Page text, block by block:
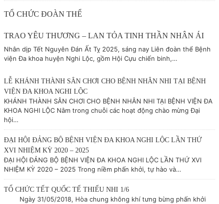
TỔ CHỨC ĐOÀN THỂ
TRAO YÊU THƯƠNG – LAN TỎA TINH THẦN NHÂN ÁI
Nhân dịp Tết Nguyên Đán Ất Tỵ 2025, sáng nay Liên đoàn thể Bệnh
viện Đa khoa huyện Nghi Lộc, gồm Hội Cựu chiến binh,…
LỄ KHÁNH THÀNH SÂN CHƠI CHO BỆNH NHÂN NHI TẠI BỆNH
VIỆN ĐA KHOA NGHI LỘC
KHÁNH THÀNH SÂN CHƠI CHO BỆNH NHÂN NHI TẠI BỆNH VIỆN ĐA
KHOA NGHI LỘC Nằm trong chuỗi các hoạt động chào mừng Đại
hội…
ĐẠI HỘI ĐẢNG BỘ BỆNH VIỆN ĐA KHOA NGHI LỘC LẦN THỨ
XVI NHIỆM KỲ 2020 – 2025
ĐẠI HỘI ĐẢNG BỘ BỆNH VIỆN ĐA KHOA NGHI LỘC LẦN THỨ XVI
NHIỆM KỲ 2020 – 2025 Trong niềm phấn khởi, tự hào và…
TỔ CHỨC TẾT QUỐC TẾ THIẾU NHI 1/6
Ngày 31/05/2018, Hòa chung không khí tưng bừng phấn khởi